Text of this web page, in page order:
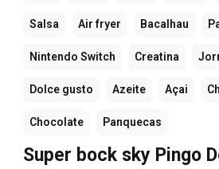
Salsa Air fryer Bacalhau
Nintendo Switch Creatina
Dolce gusto Azeite Açai
Chocolate Panquecas
Super bock sky Pingo